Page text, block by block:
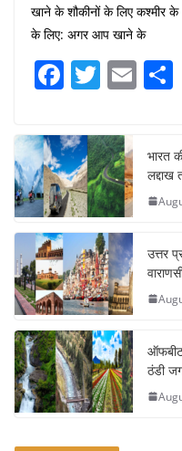
खाने के शौकीनों के लिए कश्मीर के
के लिए: अगर आप खाने के
F
c
e
b
o
o
k
T
itt
er
E
भारत
उत्तर
ठंडी